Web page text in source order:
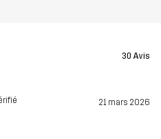
30 Avis
21 mars 2026